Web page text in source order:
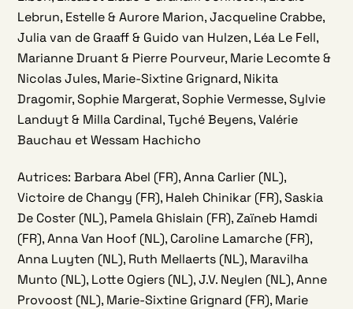
Lebrun, Estelle & Aurore Marion, Jacqueline Crabbe,
Julia van de Graaff & Guido van Hulzen, Léa Le Fell,
Marianne Druant & Pierre Pourveur, Marie Lecomte &
Nicolas Jules, Marie-Sixtine Grignard, Nikita
Dragomir, Sophie Margerat, Sophie Vermesse, Sylvie
Landuyt & Milla Cardinal, Tyché Beyens, Valérie
Bauchau et Wessam Hachicho
Autrices: Barbara Abel (FR), Anna Carlier (NL),
Victoire de Changy (FR), Haleh Chinikar (FR), Saskia
De Coster (NL), Pamela Ghislain (FR), Zaïneb Hamdi
(FR), Anna Van Hoof (NL), Caroline Lamarche (FR),
Anna Luyten (NL), Ruth Mellaerts (NL), Maravilha
Munto (NL), Lotte Ogiers (NL), J.V. Neylen (NL), Anne
Provoost (NL), Marie-Sixtine Grignard (FR), Marie